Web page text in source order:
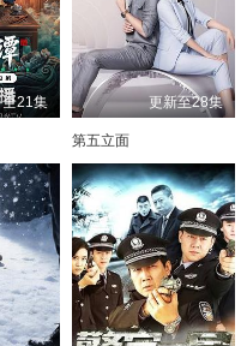
全21集 更新至28集
第五立面